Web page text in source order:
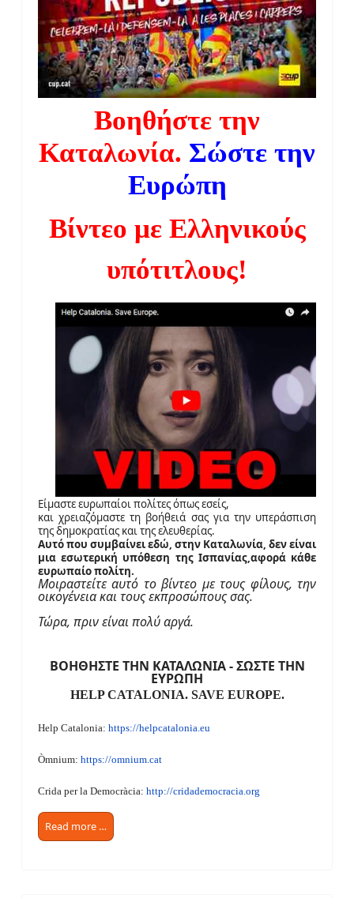
Βοηθήστε την
Καταλωνία. Σώστε την
Ευρώπη
Βίντεο με Ελληνικούς
υπότιτλους!
Είμαστε ευρωπαίοι πολίτεςόπωςεσείς,
και χρειαζόμαστε τη βοήθειά σας για την υπεράσπιση
της δημοκρατίας και της ελευθερίας.
Αυτό που συμβαίνει εδώ, στην Καταλωνία, δεν είναι
μια εσωτερική υπόθεση της Ισπανίας,αφορά κάθε
ευρωπαίο πολίτη.
Μοιραστείτε αυτό το βίντεο με τους φίλους, την
οικογένεια και τους εκπροσώπους σας.
Τώρα, πριν είναι πολύ αργά.
ΒΟΗΘΗΣΤΕ ΤΗΝ ΚΑΤΑΛΩΝΙΑ -ΣΩΣΤΕ ΤΗΝ
ΕΥΡΩΠΗ
HELP CATALONIA. SAVE EUROPE.
Help Catalonia: https://helpcatalonia.eu
Òmnium: https://omnium.cat
Crida per la Democràcia: http://cridademocracia.org
Read more …